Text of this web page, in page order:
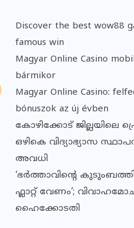
Discover the best wow88
famous win
Magyar Online Casino
bármikor
Magyar Online Casino:
bónuszok az új évben
കോഴിക്കോട്
ഒഴികെ വിദ്യാഭ്യാസ
അവധി
‘ഭർത്താവിന്റെ
ഫ്ലാറ്റ് വേണം’;
ഹൈക്കോടതി